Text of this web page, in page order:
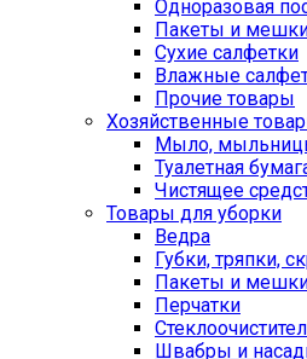
Одноразовая
Пакеты и
Сухие салфетки
Влажные
Прочие товары
Хозяйственные
Мыло,
Туалетная
Чистящее
Товары для уборки
Ведра
Губки, тряпки,
Пакеты и
Перчатки
Швабры и